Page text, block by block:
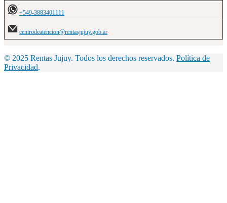
+549-3883401111
centrodeatencion@rentasjujuy.gob.ar
© 2025 Rentas Jujuy. Todos los derechos reservados. Política de
Privacidad.